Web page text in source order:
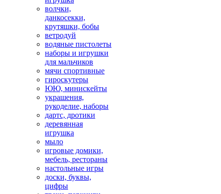
волчки,
данкосекки,
крутяшки, бобы
ветродуй
водяные пистолеты
наборы и игрушки
для мальчиков
мячи спортивные
гироскутеры
ЮЮ, минискейты
украшения,
рукоделие, наборы
дартс, дротики
деревянная
игрушка
мыло
игровые домики,
мебель, рестораны
настольные игры
доски, буквы,
цифры